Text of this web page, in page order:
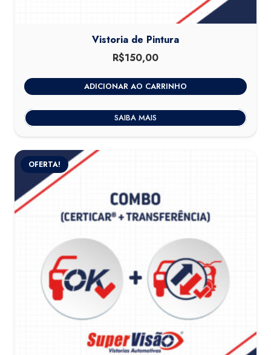
Vistoria de Pintura
R$150,00
ADICIONAR AO CARRINHO
SAIBA MAIS
OFERTA!